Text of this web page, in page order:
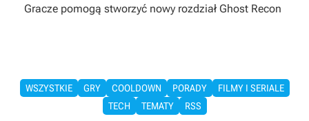
Gracze pomogą stworzyć nowy rozdział Ghost Recon
WSZYSTKIE GRY COOLDOWN PORADY
FILMY I SERIALE
TECH
TEMATY RSS